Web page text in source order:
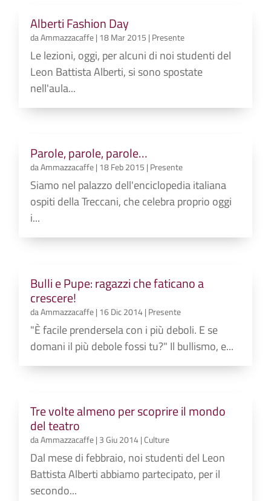
Alberti Fashion Day
daAmmazzacaffe| 18 Mar 2015 | Presente
Le lezioni, oggi, per alcuni di noi studenti del
Leon Battista Alberti, si sono spostate
nell'aula...
Parole, parole, parole…
daAmmazzacaffe| 18 Feb 2015 | Presente
Siamo nel palazzo dell'enciclopedia italiana
ospiti della Treccani, che celebra proprio oggi
i...
Bulli e Pupe: ragazzi che faticano a
crescere!
daAmmazzacaffe| 16 Dic 2014| Presente
"È facile prendersela con i più deboli. E se
domani il più debole fossi tu?" Il bullismo, e...
Tre volte almeno per scoprire il mondo
del teatro
daAmmazzacaffe| 3 Giu 2014|Culture
Dal mese di febbraio, noi studenti del Leon
Battista Alberti abbiamo partecipato, per il
secondo...